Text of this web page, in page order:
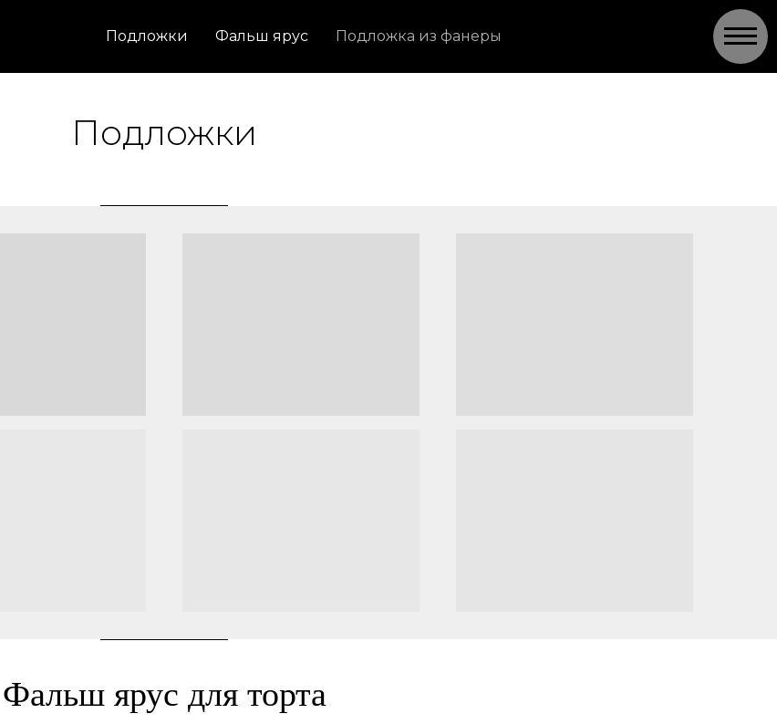
Подложки Фальш ярус Подложка из фанеры
Подложки
Фальш ярус для торта